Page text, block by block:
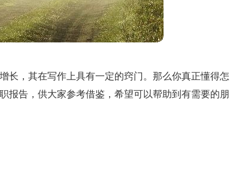
长，其在写作上具有一定的窍门。那么你真正懂得怎
报告，供大家参考借鉴，希望可以帮助到有需要的朋